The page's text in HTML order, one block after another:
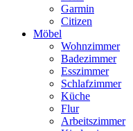
Garmin
Citizen
Möbel
Wohnzimmer
Badezimmer
Esszimmer
Schlafzimmer
Küche
Flur
Arbeitszimmer